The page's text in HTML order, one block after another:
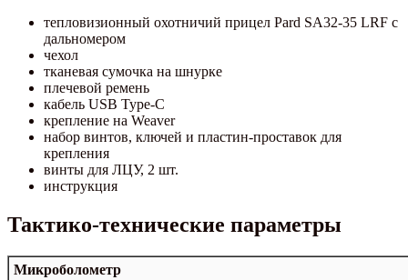
тепловизионный охотничий прицел Pard SA32-35 LRF с
дальномером
чехол
тканевая сумочка на шнурке
плечевой ремень
кабель USB Type-C
крепление на Weaver
набор винтов, ключей и пластин-проставок для
крепления
винты для ЛЦУ, 2 шт.
инструкция
Тактико-технические параметры
Микроболометр